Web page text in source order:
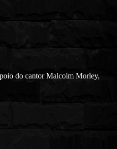
do cantor Malcolm Morley,